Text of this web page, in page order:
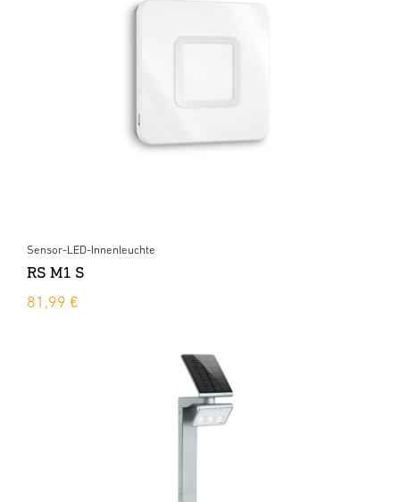
Sensor-LED-Innenleuchte
RS M1 S
81,99 €